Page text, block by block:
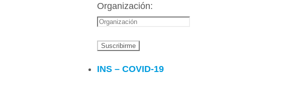
Organización:
INS – COVID-19